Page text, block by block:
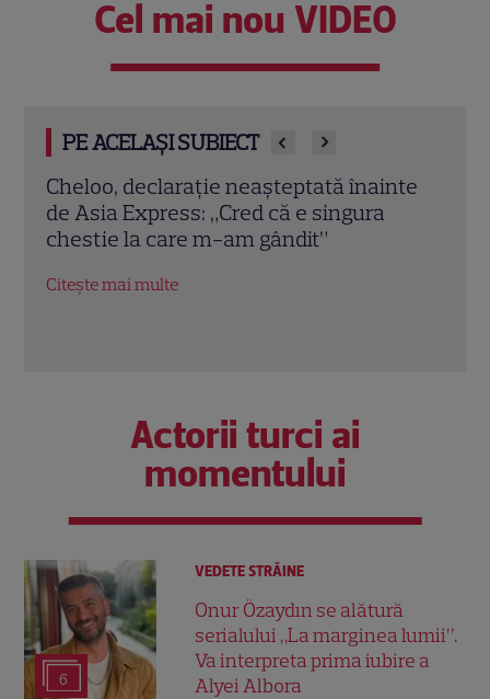
Cel mai nou VIDEO
PE ACELAȘI SUBIECT
Irina Fodor, primul mesaj după
repartizarea fiicei la liceu: „Libertate,
frate!”. Unde pleacă în vacanță
Citește mai multe
Actorii turci ai
momentului
6
VEDETE STRĂINE
Onur Özaydın se alătură
serialului „La marginea lumii”.
Va interpreta prima iubire a
Alyei Albora